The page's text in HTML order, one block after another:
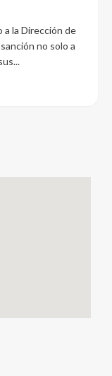
a la Dirección de
no solo a